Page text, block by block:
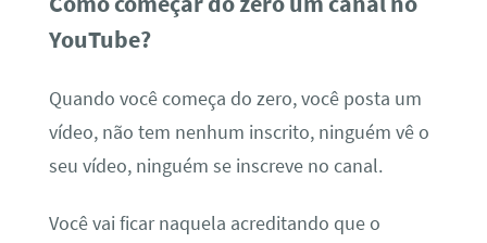
YouTube?
Quando você começa do zero, você posta um
vídeo, não tem nenhum inscrito, ninguém vê o
seu vídeo, ninguém se inscreve no canal.
Você vai ficar naquela acreditando que o